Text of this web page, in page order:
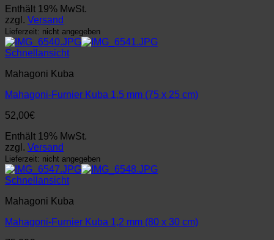
Enthält 19% MwSt.
zzgl. Versand
Lieferzeit: nicht angegeben
Schnellansicht
Mahagoni Kuba
Mahagoni-Furnier Kuba 1,5 mm (75 x 25 cm)
52,00€
Enthält 19% MwSt.
zzgl. Versand
Lieferzeit: nicht angegeben
Schnellansicht
Mahagoni Kuba
Mahagoni-Furnier Kuba 1,2 mm (80 x 30 cm)